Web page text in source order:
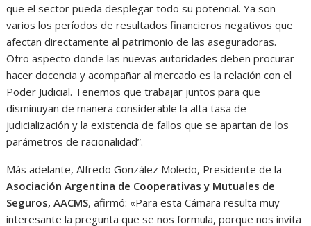
que el sector pueda desplegar todo su potencial. Ya son
varios los períodos de resultados financieros negativos que
afectan directamente al patrimonio de las aseguradoras.
Otro aspecto donde las nuevas autoridades deben procurar
hacer docencia y acompañar al mercado es la relación con el
Poder Judicial. Tenemos que trabajar juntos para que
disminuyan de manera considerable la alta tasa de
judicialización y la existencia de fallos que se apartan de los
parámetros de racionalidad”.
Más adelante, Alfredo González Moledo, Presidente de la
Asociación Argentina de Cooperativas y Mutuales de
Seguros, AACMS, afirmó: «Para esta Cámara resulta muy
interesante la pregunta que se nos formula, porque nos invita